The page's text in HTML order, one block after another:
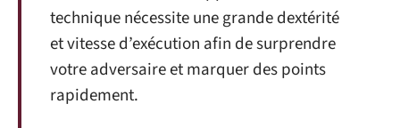
technique nécessite une grande dextérité
et vitesse d’exécution afin de surprendre
votre adversaire et marquer des points
rapidement.